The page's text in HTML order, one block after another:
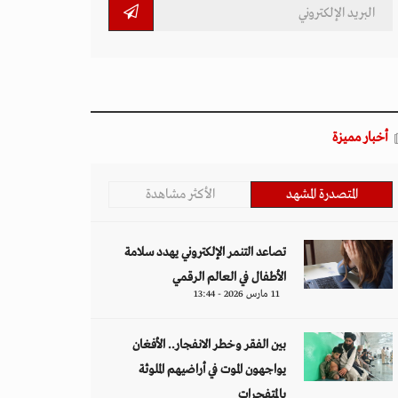
أخبار مميزة
المتصدرة المشهد الأكثر مشاهدة
تصاعد التنمر الإلكتروني يهدد سلامة
الأطفال في العالم الرقمي
11 مارس 2026 - 13:44
بين الفقر وخطر الانفجار.. الأفغان
يواجهون الموت في أراضيهم الملوثة
بالمتفجرات